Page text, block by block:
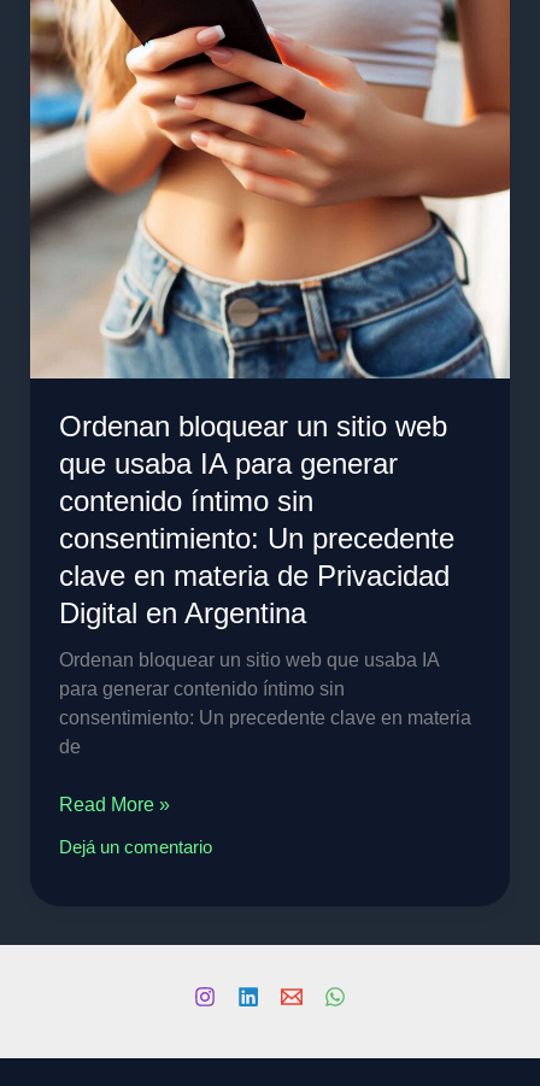
Ordenan bloquear un sitio web
que usaba IA para generar
contenido íntimo sin
consentimiento: Un precedente
clave en materia de Privacidad
Digital en Argentina
Ordenan bloquear un sitio web que usaba IA
para generar contenido íntimo sin
consentimiento: Un precedente clave en materia
de
web
que
usaba
IA
para
generar
contenido
íntimo
consentimiento:
precedente
materia
de
Privacidad
Digital
en
Argentina
Read More »
Dejá un comentario